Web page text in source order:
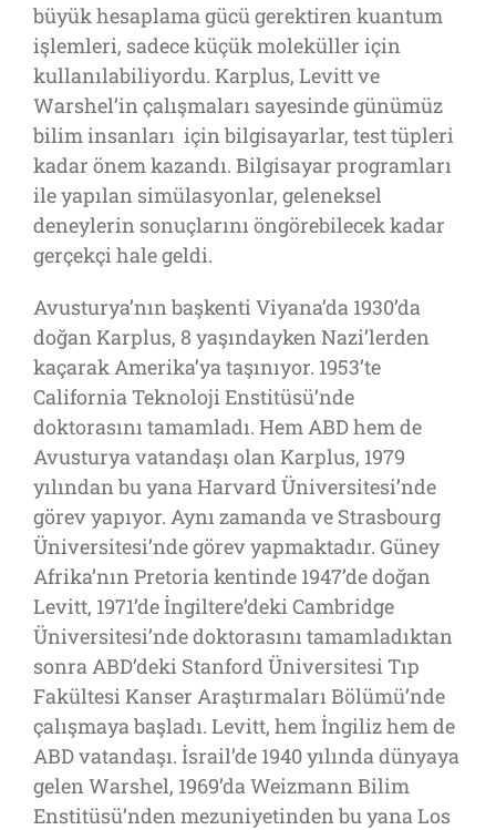
büyük hesaplama gücü gerektiren kuantum
işlemleri, sadece küçük moleküller için
kullanılabiliyordu. Karplus, Levitt ve
Warshel’in çalışmaları sayesinde günümüz
bilim insanları için bilgisayarlar, test tüpleri
kadar önem kazandı. Bilgisayar programları
ile yapılan simülasyonlar, geleneksel
deneylerin sonuçlarını öngörebilecek kadar
gerçekçi hale geldi.
Avusturya’nın başkenti Viyana’da 1930’da
doğan Karplus, 8 yaşındayken Nazi’lerden
kaçarak Amerika’ya taşınıyor. 1953’te
California Teknoloji Enstitüsü’nde
doktorasını tamamladı. Hem ABD hem de
Avusturya vatandaşı olan Karplus, 1979
yılından bu yana Harvard Üniversitesi’nde
görev yapıyor. Aynı zamanda ve Strasbourg
Üniversitesi’nde görev yapmaktadır. Güney
Afrika’nın Pretoria kentinde 1947’de doğan
Levitt, 1971’de İngiltere’deki Cambridge
Üniversitesi’nde doktorasını tamamladıktan
sonra ABD’deki Stanford Üniversitesi Tıp
Fakültesi Kanser Araştırmaları Bölümü’nde
çalışmaya başladı. Levitt, hem İngiliz hem de
ABD vatandaşı. İsrail’de 1940 yılında dünyaya
gelen Warshel, 1969’da Weizmann Bilim
Enstitüsü’nden mezuniyetinden bu yana Los